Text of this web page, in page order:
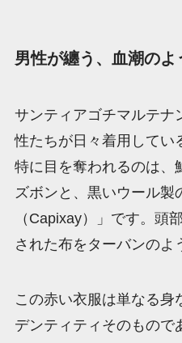
男性が纏う、血潮の
サンティアゴチマルテナ
性たちが日々着用してい
特に目を奪われるのは、
ズボンと、黒いウール製
（Capixay）」です。頭
された布をターバンのよ
この赤い衣服は単なる身
デンティティそのもので